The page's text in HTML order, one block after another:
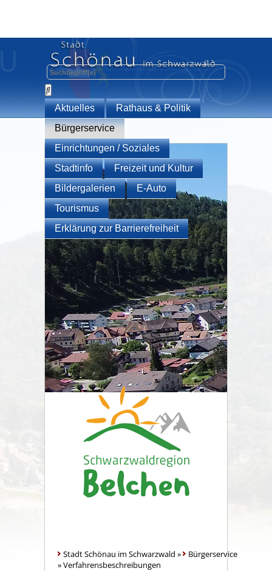
Aktuelles
Rathaus & Politik
Bürgerservice
Einrichtungen / Soziales
Stadtinfo
Freizeit und Kultur
Bildergalerien
E-Auto
Tourismus
Erklärung zur Barrierefreiheit
Stadt Schönau im Schwarzwald »
Bürgerservice
»Verfahrensbeschreibungen